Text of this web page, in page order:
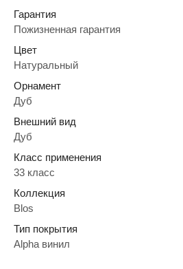
Гарантия
Пожизненная гарантия
Цвет
Натуральный
Орнамент
Дуб
Внешний вид
Дуб
Класс применения
33 класс
Коллекция
Blos
Тип покрытия
Alpha винил